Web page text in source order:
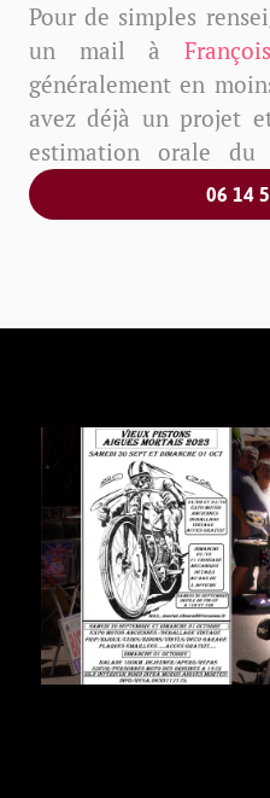
Vidéos sport
Photos de vous -
Gardez des photos et
proches. Les prix pour
commerciaux ne sont
Faites-le maintenant
vous réserver des
shooting improvisé.
Pour de simples
un mail à
généralement en
avez déjà un projet
estimation orale du
06 14